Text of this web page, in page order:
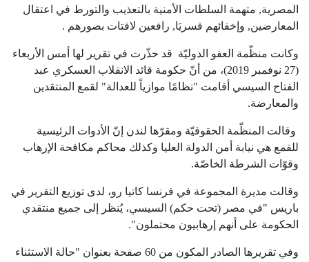
المصرية, متهمة السلطات الأمنية بالتعذيب والتورط في اعتقال
المعارضين, وإخفائهم قسريَا, رافعين لافتات بصورهم .
وكانت منظّمة العفو الدوليّة قد حذّرت في تقرير لها أمس الأربعاء
(27 نوفمبر 2019)، من أنّ حكومة قائد الانقلاب العسكري عبد
الفتاح السيسي أقامت "نظامًا موازياً للعدالة" لقمع المنتقدين
والمعارضة.
وقالت المنظّمة الحقوقيّة ومقرّها لندن إنّ الأدوات الرئيسية
للقمع هي نيابة أمن الدولة العليا وكذلك محاكم مكافحة الإرهاب
وقوّات الشرطة الخاصّة.
وقالت مديرة المجموعة في فرنسا كاتيا رو، لدى توزيع التقرير في
باريس "في مصر (تحت حكم) السيسي، يُنظر إلى جميع منتقدي
الحكومة على أنهم إرهابيون محتملون".
وفي تقريرها الصادر المكون من 60 صفحة بعنوان "حالة الاستثناء